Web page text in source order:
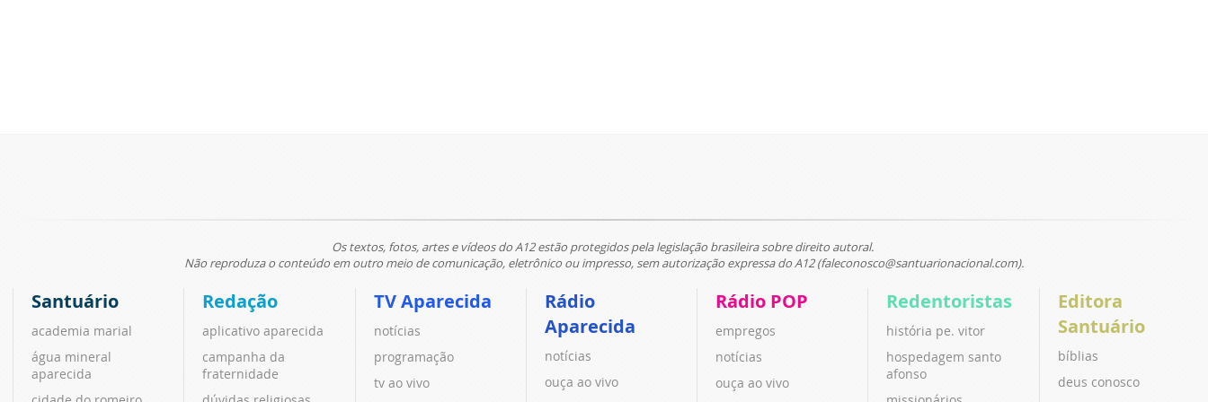
Os textos, fotos, artes e vídeos do A12 estão protegidos pela legislação brasileira sobre direito autoral.
Não reproduza o conteúdo em outro meio de comunicação, eletrônico ou impresso, sem autorização expressa do A12 (faleconosco@santuarionacional.com).
Santuário
academia marial
água mineral
aparecida
Redação
aplicativo aparecida
campanha da
fraternidade
TV Aparecida
notícias
programação
tv ao vivo
Rádio
Aparecida
notícias
ouça ao vivo
Rádio POP
empregos
notícias
ouça ao vivo
Redentoristas
história pe. vitor
hospedagem santo
afonso
Editora
Santuário
bíblias
deus conosco